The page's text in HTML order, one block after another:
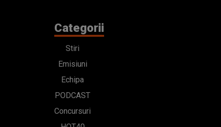
Categorii
Stiri
Emisiuni
Echipa
PODCAST
Concursuri